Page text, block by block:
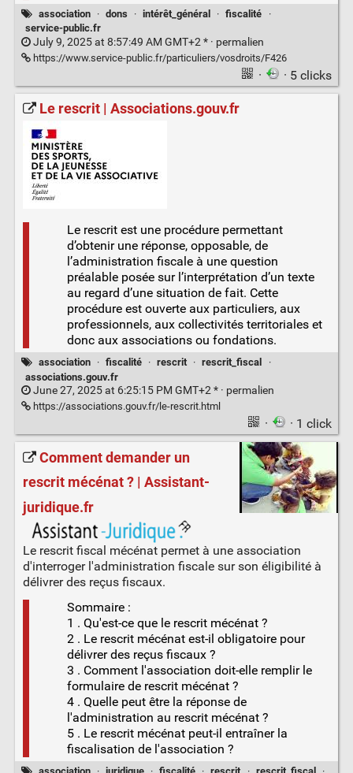
association · dons · intérêt_général · fiscalité
·
service-public.fr
July 9, 2025 at 8:57:49 AM GMT+2 * · permalien
https://www.service-public.fr/particuliers/vosdroits/F426
· · 5 clicks
Le rescrit | Associations.gouv.fr
Le rescrit est une procédure permettant
d’obtenir une réponse, opposable, de
l’administration fiscale à une question
préalable posée sur l’interprétation d’un texte
au regard d’une situation de fait. Cette
procédure est ouverte aux particuliers, aux
professionnels, aux collectivités territoriales et
donc aux associations ou fondations.
association · fiscalité · rescrit · rescrit_fiscal
·
associations.gouv.fr
June 27, 2025 at 6:25:15 PM GMT+2 * · permalien
https://associations.gouv.fr/le-rescrit.html
· · 1 click
Comment demander un
rescrit mécénat ? | Assistant-
juridique.fr
Le rescrit fiscal mécénat permet à une association
d'interroger l'administration fiscale sur son éligibilité à
délivrer des reçus fiscaux.
Sommaire :
1 . Qu'est-ce que le rescrit mécénat ?
2 . Le rescrit mécénat est-il obligatoire pour
délivrer des reçus fiscaux ?
3 . Comment l'association doit-elle remplir le
formulaire de rescrit mécénat ?
4 . Quelle peut être la réponse de
l'administration au rescrit mécénat ?
5 . Le rescrit mécénat peut-il entraîner la
fiscalisation de l'association ?